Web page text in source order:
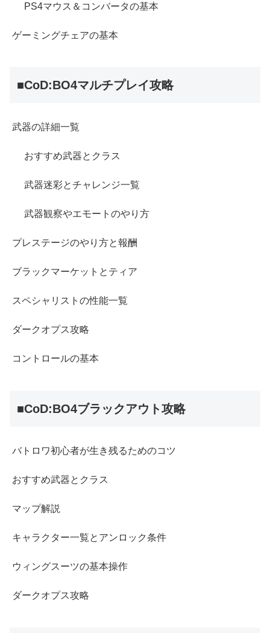
PS4マウス＆コンバータの基本
ゲーミングチェアの基本
■CoD:BO4マルチプレイ攻略
武器の詳細一覧
おすすめ武器とクラス
武器迷彩とチャレンジ一覧
武器観察やエモートのやり方
プレステージのやり方と報酬
ブラックマーケットとティア
スペシャリストの性能一覧
ダークオプス攻略
コントロールの基本
■CoD:BO4ブラックアウト攻略
バトロワ初心者が生き残るためのコツ
おすすめ武器とクラス
マップ解説
キャラクター一覧とアンロック条件
ウィングスーツの基本操作
ダークオプス攻略